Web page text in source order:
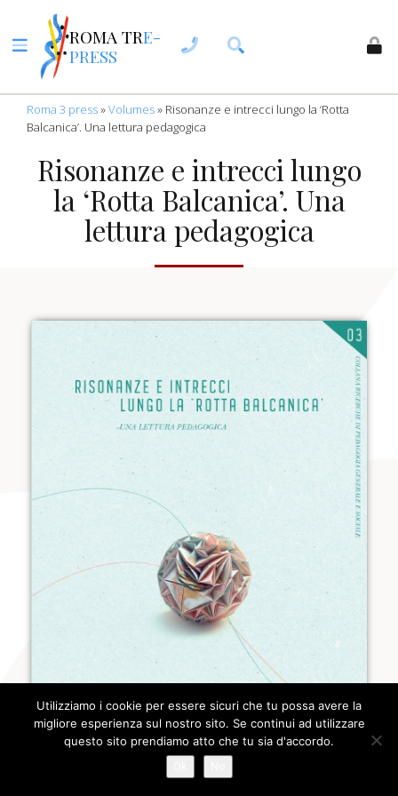
ROMA TRE-
PRESS
Roma 3 press»Volumes» Risonanze e intrecci lungo la ‘Rotta
Balcanica’. Una lettura pedagogica
Risonanze e intrecci lungo
la ‘Rotta Balcanica’. Una
lettura pedagogica
Utilizziamo i cookie per essere sicuri che tu possa avere la
migliore esperienza sul nostro sito. Se continui ad utilizzare
questo sito prendiamo atto che tu sia d'accordo.